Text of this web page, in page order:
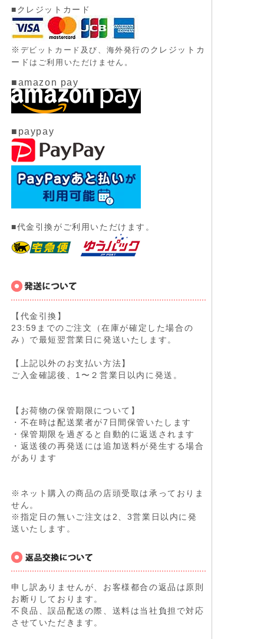
■クレジットカード
※ デビットカード及び、 海外発行のクレジットカ
ード はご利用いただけません。
■amazon pay
■paypay
■代金引換がご利用いただけます。
【代金引換】
23:59までのご注文（在庫が確定した場合の
み）で最短翌営業日に発送いたします。
【上記以外のお支払い方法】
ご入金確認後、1〜２営業日以内に発送。
【お荷物の保管期限について】
・不在時は配送業者が7日間保管いたします
・保管期限を過ぎると自動的に返送されます
・返送後の再発送には追加送料が発生する場合
があります
※ネット購入の商品の店頭受取は承っておりま
せん。
※指定日の無いご注文は2、3営業日以内に発
送いたします。
申し訳ありませんが、お客様都合の返品は原則
お断りしております。
不良品、誤品配送の際、送料は当社負担で対応
させていただきます。